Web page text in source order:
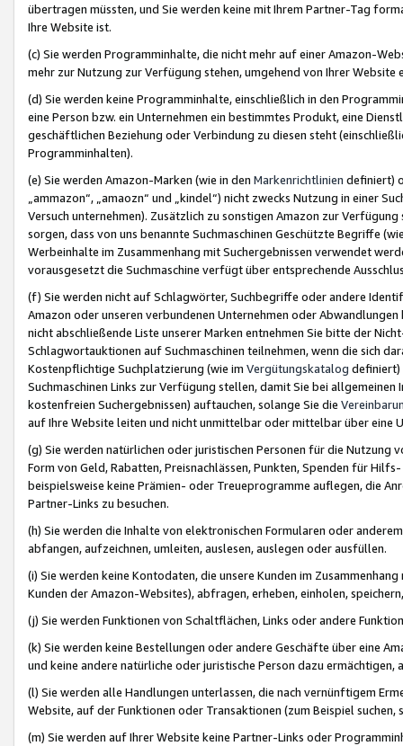
übertragen müssten, und Sie werden keine mit Ihrem Partner-Tag
Ihre Website ist.
(c) Sie werden Programminhalte, die nicht mehr auf einer Amazon-
mehr zur Nutzung zur Verfügung stehen, umgehend von Ihrer
(d) Sie werden keine Programminhalte, einschließlich in den
eine Person bzw. ein Unternehmen ein bestimmtes Produkt, eine
geschäftlichen Beziehung oder Verbindung zu diesen steht
Programminhalten).
(e) Sie werden Amazon-Marken (wie in den Markenrichtlinien definiert)
„ammazon“, „amaozn“ und „kindel“) nicht zwecks Nutzung in einer
Versuch unternehmen). Zusätzlich zu sonstigen Amazon zur
sorgen, dass von uns benannte Suchmaschinen Geschützte Begriffe
Werbeinhalte im Zusammenhang mit Suchergebnissen verwendet
vorausgesetzt die Suchmaschine verfügt über entsprechende
(f) Sie werden nicht auf Schlagwörter, Suchbegriffe oder andere
Amazon oder unseren verbundenen Unternehmen oder
nicht abschließende Liste unserer Marken entnehmen Sie bitte der
Schlagwortauktionen auf Suchmaschinen teilnehmen, wenn die sich
Kostenpflichtige Suchplatzierung (wie im Vergütungskatalog definiert)
Suchmaschinen Links zur Verfügung stellen, damit Sie bei
kostenfreien Suchergebnissen) auftauchen, solange Sie die
auf Ihre Website leiten und nicht unmittelbar oder mittelbar über eine
(g) Sie werden natürlichen oder juristischen Personen für die Nutzung
Form von Geld, Rabatten, Preisnachlässen, Punkten, Spenden für
beispielsweise keine Prämien- oder Treueprogramme auflegen, die
Partner-Links zu besuchen.
(h) Sie werden die Inhalte von elektronischen Formularen oder
abfangen, aufzeichnen, umleiten, auslesen, auslegen oder ausfüllen.
(i) Sie werden keine Kontodaten, die unsere Kunden im
Kunden der Amazon-Websites), abfragen, erheben, einholen,
(j) Sie werden Funktionen von Schaltflächen, Links oder andere
(k) Sie werden keine Bestellungen oder andere Geschäfte über eine
und keine andere natürliche oder juristische Person dazu
(l) Sie werden alle Handlungen unterlassen, die nach vernünftigem
Website, auf der Funktionen oder Transaktionen (zum Beispiel
(m) Sie werden auf Ihrer Website keine Partner-Links oder